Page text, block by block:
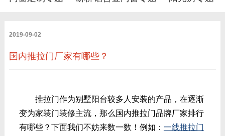
2019-09-02
国内推拉门厂家有哪些？
推拉门作为别墅阳台较多人安装的产品，在逐渐
变为家装门装修主流，那么国内推拉门品牌厂家排行
有哪些？下面我们不妨来数一数！ 例如： 一线推拉门